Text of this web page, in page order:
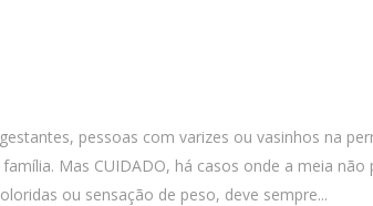
pessoas com varizes ou vasinhos na
Mas CUIDADO, há casos onde a meia
ou sensação de peso, deve sempre...